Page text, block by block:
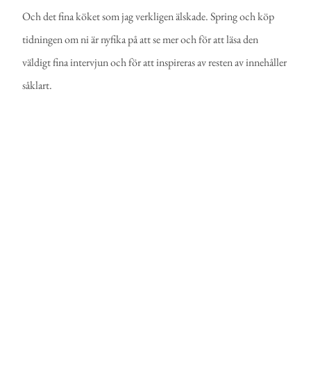
Och det fina köket som jag verkligen älskade. Spring och köp
tidningen om ni är nyfika på att se mer och för att läsa den
väldigt fina intervjun och för att inspireras av resten av innehåller
såklart.